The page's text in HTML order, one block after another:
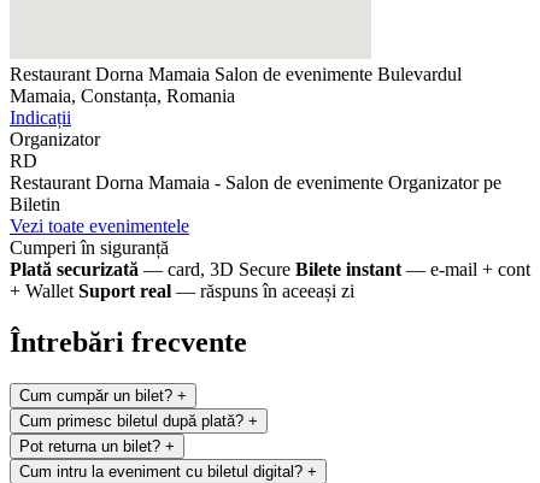
Restaurant Dorna Mamaia Salon de evenimente Bulevardul
Mamaia, Constanța, Romania
Indicații
Organizator
RD
Restaurant Dorna Mamaia - Salon de evenimente Organizator pe
Biletin
Vezi toate evenimentele
Cumperi în siguranță
Plată securizată — card, 3D Secure Bilete instant — e-mail + cont
+ Wallet Suport real — răspuns în aceeași zi
Întrebări frecvente
Cum cumpăr un bilet? +
Cum primesc biletul după plată? +
Pot returna un bilet? +
Cum intru la eveniment cu biletul digital? +